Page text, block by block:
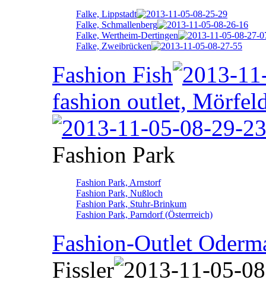
Falke, Lippstadt
Falke, Schmallenberg
Falke, Wertheim-Dertingen
Falke, Zweibrücken
Fashion Fish
fashion outlet,
Fashion Park
Fashion Park, Arnstorf
Fashion Park, Nußloch
Fashion Park, Stuhr-Brinkum
Fashion Park, Parndorf (Österrreich)
Fashion-Outlet
Fissler